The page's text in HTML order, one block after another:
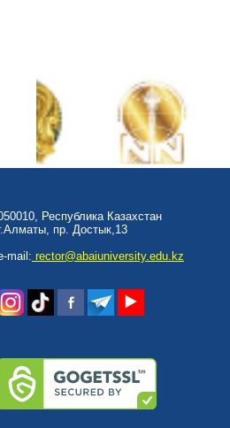
Республика Казахстан
пр. Достык,13
mail: rector@abaiuniversity.edu.kz